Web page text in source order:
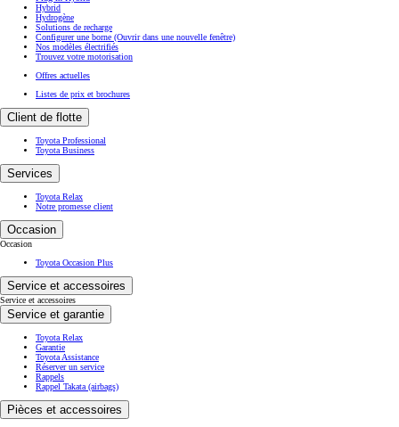
Hybrid
Hydrogène
Solutions de recharge
Configurer une borne (Ouvrir dans une nouvelle fenêtre)
Nos modèles électrifiés
Trouvez votre motorisation
Offres actuelles
Listes de prix et brochures
Client de flotte
Toyota Professional
Toyota Business
Services
Toyota Relax
Notre promesse client
Occasion
Occasion
Toyota Occasion Plus
Service et accessoires
Service et accessoires
Service et garantie
Toyota Relax
Garantie
Toyota Assistance
Réserver un service
Rappels
Rappel Takata (airbags)
Pièces et accessoires